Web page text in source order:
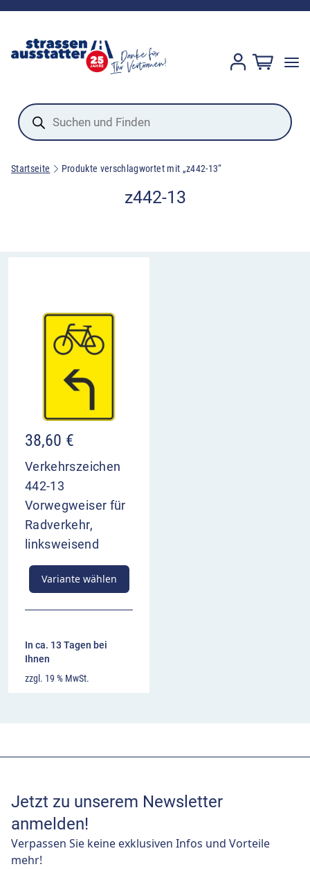
Products
search
Startseite Produkte verschlagwortet mit „z442-13“
z442-13
38,60 €
Verkehrszeichen
442-13
Vorwegweiser für
Radverkehr,
linksweisend
Variante wählen
In ca. 13 Tagen bei
Ihnen
zzgl. 19 % MwSt.
Jetzt zu unserem Newsletter
anmelden!
Verpassen Sie keine exklusiven Infos und Vorteile
mehr!